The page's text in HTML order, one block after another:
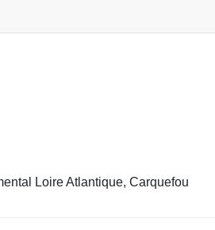
Loire Atlantique, Carquefou